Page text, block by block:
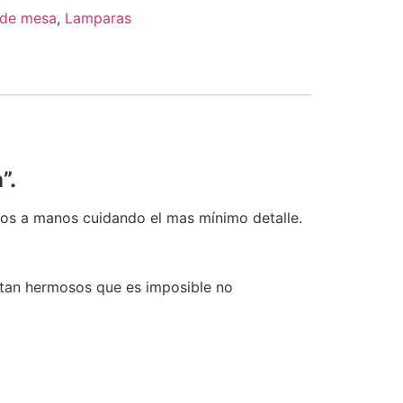
de mesa, Lamparas
a manos cuidando el mas mínimo detalle.
hermosos que es imposible no